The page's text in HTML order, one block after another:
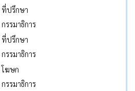
ที่ปรึกษา
กรรมาธิการ
ที่ปรึกษา
กรรมาธิการ
โฆษก
กรรมาธิการ